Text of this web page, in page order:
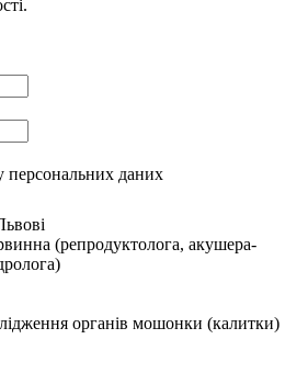
персональних даних
(репродуктолога, акушера-
органів мошонки (калитки)